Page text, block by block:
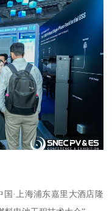
国·上海浦东嘉里大酒店隆